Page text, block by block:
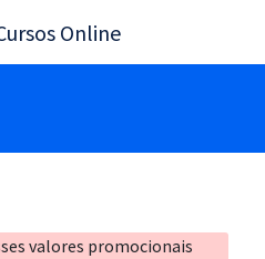
valores promocionais